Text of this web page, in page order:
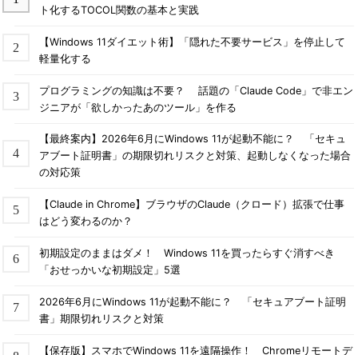
ト化するTOCOL関数の基本と実践
【Windows 11ダイエット術】「隠れた不要サービス」を停止して
軽量化する
プログラミングの知識は不要？ 話題の「Claude Code」で非エン
ジニアが「欲しかったあのツール」を作る
【最終案内】2026年6月にWindows 11が起動不能に？ 「セキュ
アブート証明書」の期限切れリスクと対策、起動しなくなった場合
の対応策
【Claude in Chrome】ブラウザのClaude（クロード）拡張で仕事
はどう変わるのか？
初期設定のままはダメ！ Windows 11を買ったらすぐ消すべき
「おせっかいな初期設定」5選
2026年6月にWindows 11が起動不能に？ 「セキュアブート証明
書」期限切れリスクと対策
【保存版】スマホでWindows 11を遠隔操作！ Chromeリモートデ